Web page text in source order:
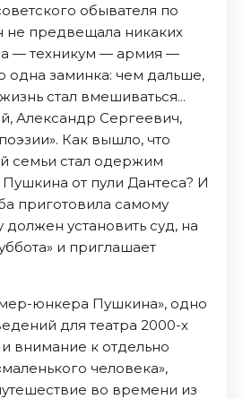
обывателя по
не предвещала никаких
— техникум — армия —
одна заминка: чем дальше,
стал вмешиваться...
Александр Сергеевич,
Как вышло, что
семьи стал одержим
от пули Дантеса? И
приготовила самому
должен установить суд, на
и приглашает
юнкера Пушкина», одно
для театра 2000-х
внимание к отдельно
человека»,
во времени из